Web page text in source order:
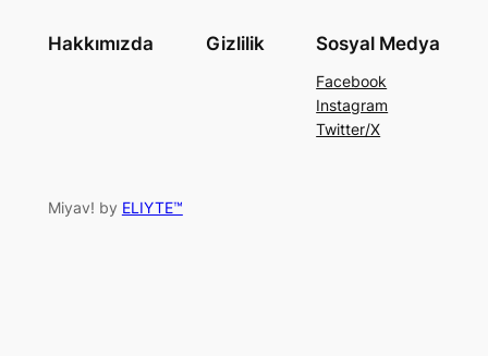
Hakkımızda Gizlilik Sosyal Medya
Facebook
Instagram
Twitter/X
Miyav! by ELIYTE™